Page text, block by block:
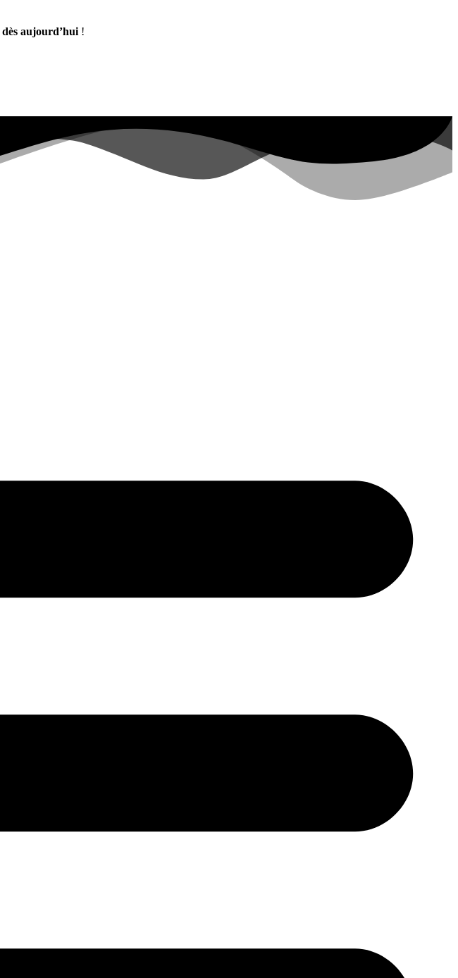
dès aujourd’hui !